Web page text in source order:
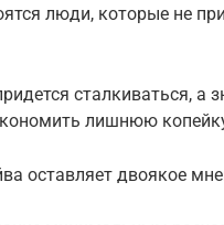
люди, которые не
сталкиваться, а
лишнюю
оставляет двоякое